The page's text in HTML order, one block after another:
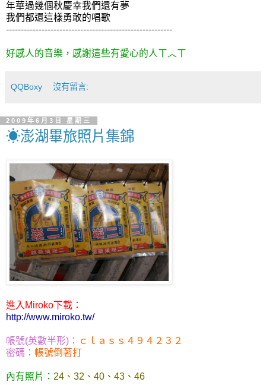
年華過幾個秋慶幸我們還有夢
我們都還這樣勇敢的唱歌
--------------------------------------------------------
好感人的音樂，感謝這些有愛心的人ㄒ︿ㄒ
QQBoxy 沒有留言:
2009年6月3日 星期三
☀澎湖畢旅照片集錦
進入Miroko下載：
http://www.miroko.tw/
帳號(英數半形)：
ｃｌａｓｓ４９４２３２
密碼： 帳號倒著打
內有照片： 24、32、40、43、46